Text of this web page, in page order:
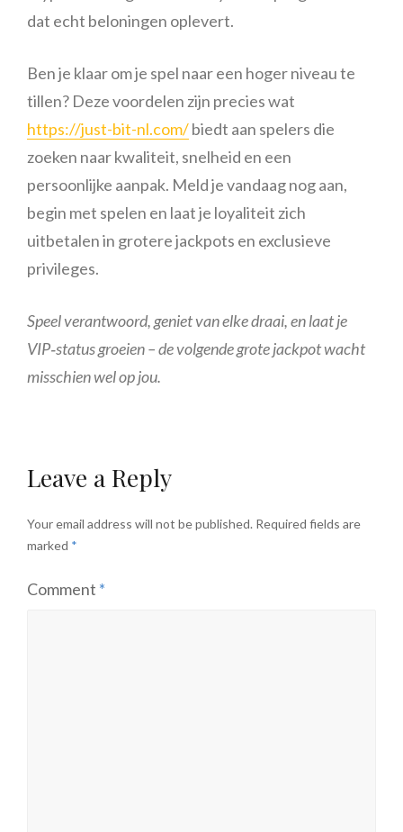
dat echt beloningen oplevert.
Ben je klaar om je spel naar een hoger niveau te
tillen? Deze voordelen zijn precies wat
https://just-bit-nl.com/biedt aan spelers die
zoeken naar kwaliteit, snelheid en een
persoonlijke aanpak. Meld je vandaag nog aan,
begin met spelen en laat je loyaliteit zich
uitbetalen in grotere jackpots en exclusieve
privileges.
Speel verantwoord, geniet van elke draai, en laat je
VIP‑status groeien – de volgende grote jackpot wacht
misschien wel op jou.
Leave a Reply
Your email address will not be published. Required fields are
marked *
Comment *